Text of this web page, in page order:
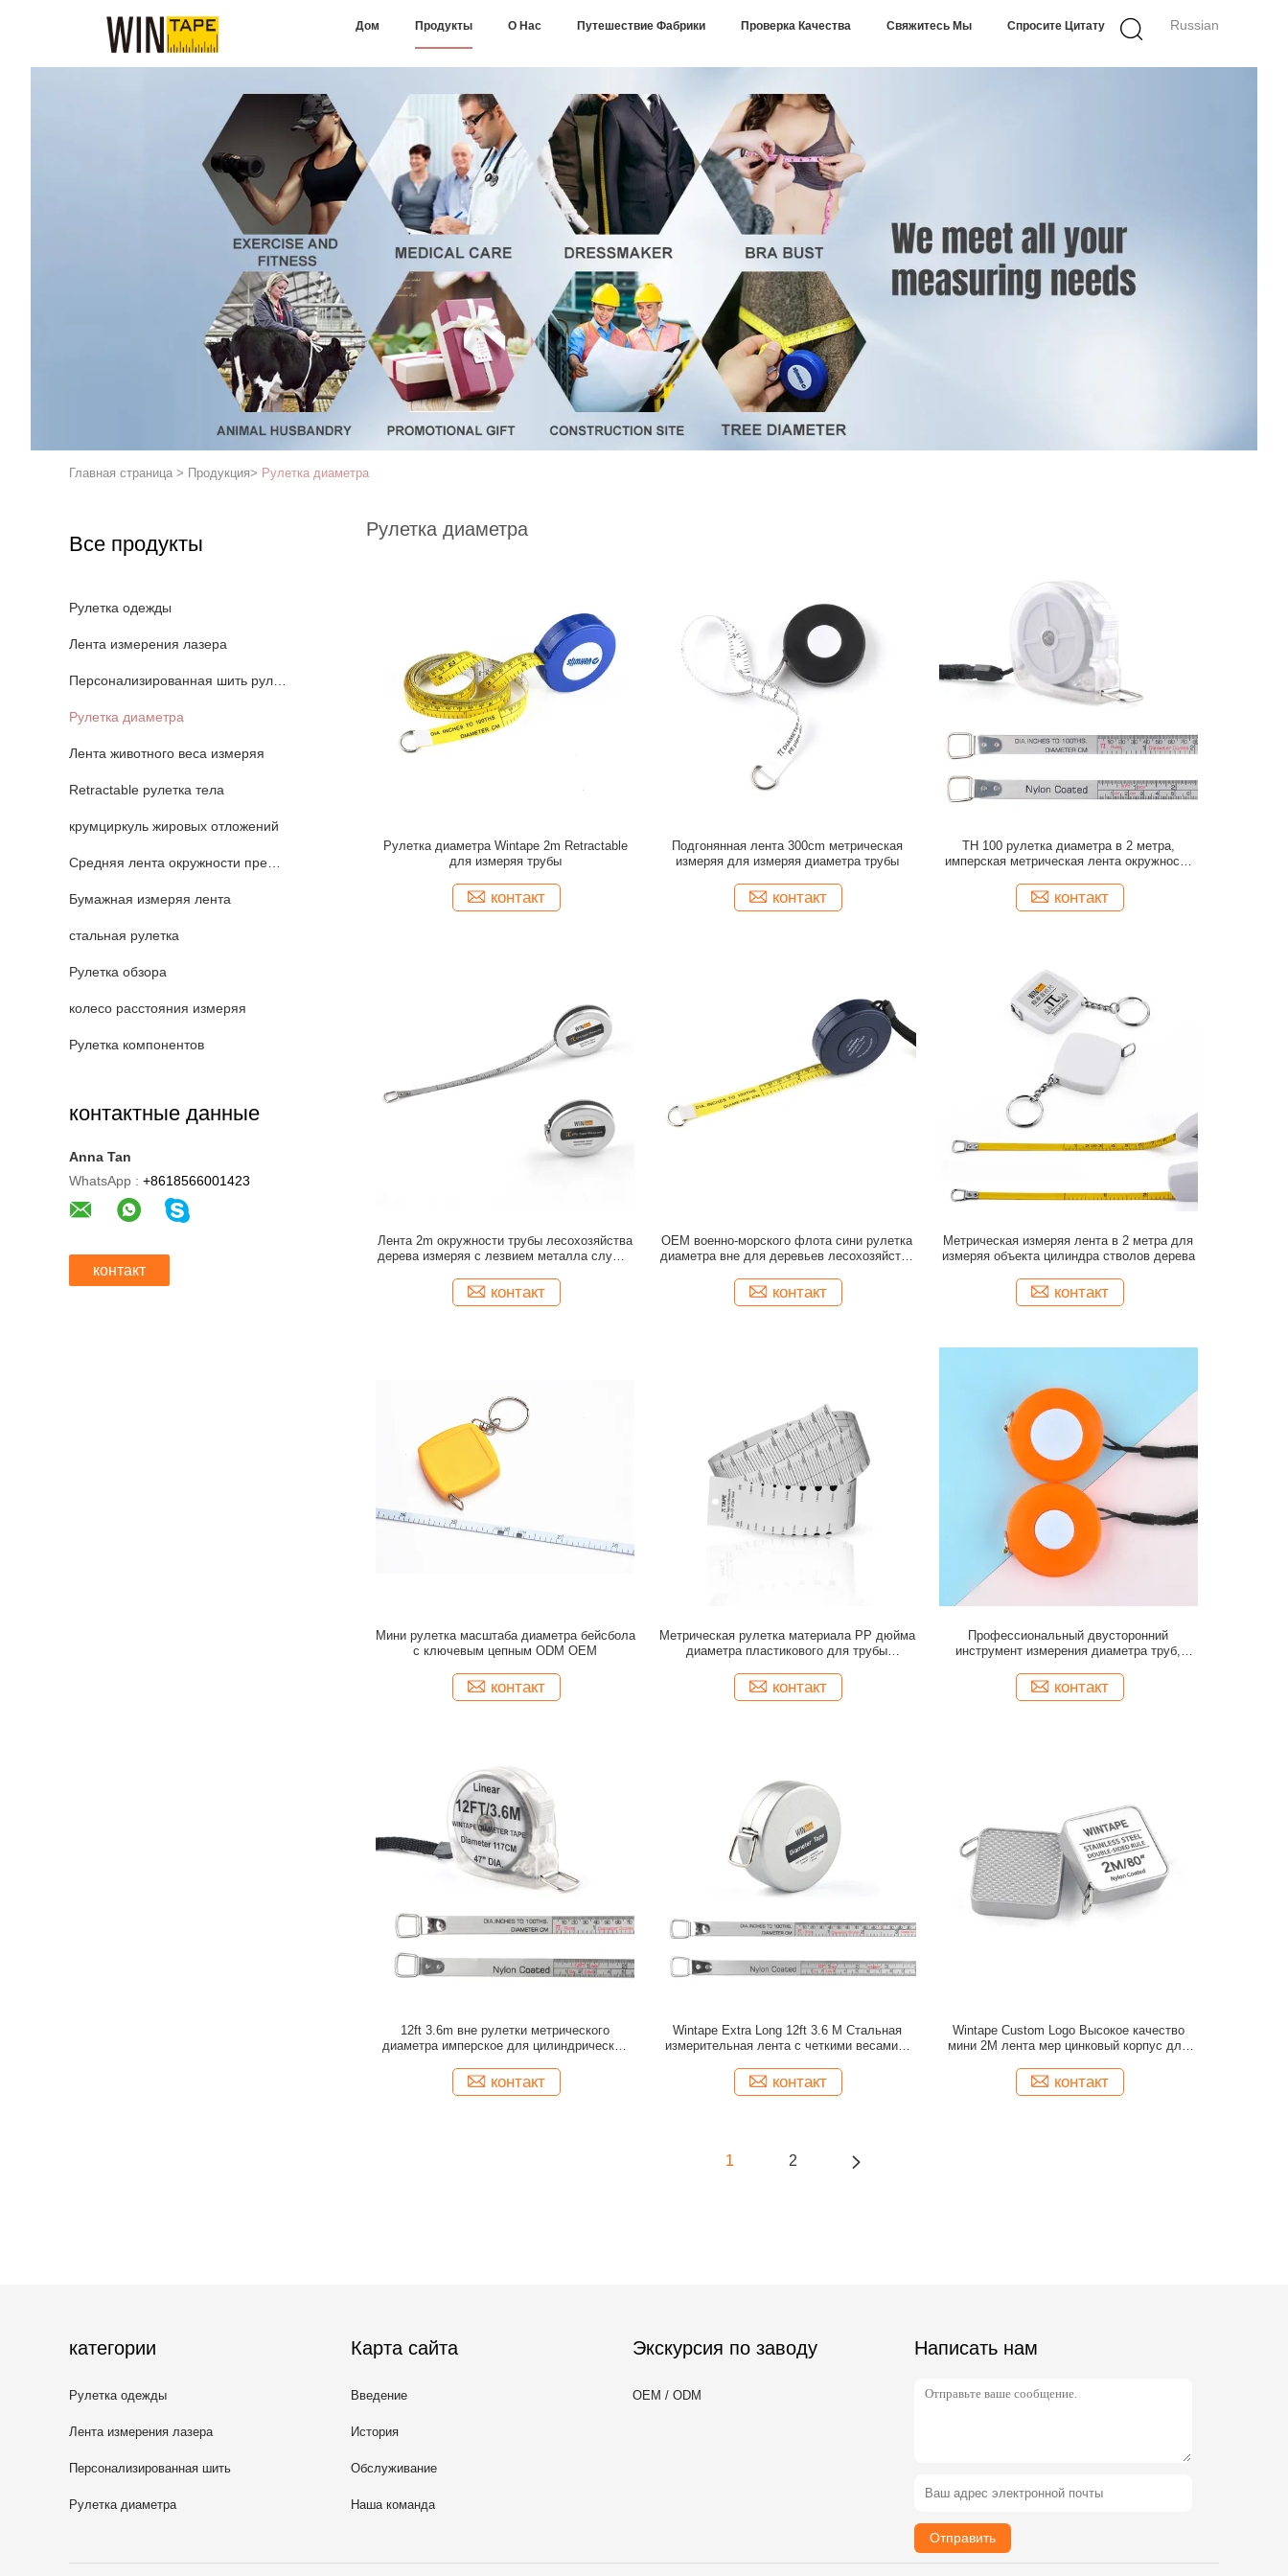
Russian
Дом Продукты О Нас Путешествие Фабрики Проверка Качества Свяжитесь Мы Спросите Цитату
Главная страница > Продукция> Рулетка диаметра
Все продукты
Рулетка одежды
Лента измерения лазера
Персонализированная шить рулетка
Рулетка диаметра
Лента животного веса измеряя
Retractable рулетка тела
крумциркуль жировых отложений
Средняя лента окружности предплечья
Бумажная измеряя лента
стальная рулетка
Рулетка обзора
колесо расстояния измеряя
Рулетка компонентов
контактные данные
Anna Tan
WhatsApp : +8618566001423
контакт
Рулетка диаметра
Рулетка диаметра Wintape 2m Retractable
для измеряя трубы
контакт
Подгонянная лента 300cm метрическая
измеряя для измеряя диаметра трубы
контакт
TH 100 рулетка диаметра в 2 метра,
имперская метрическая лента окружности
контакт
Лента 2m окружности трубы лесохозяйства
дерева измеряя с лезвием металла случая
контакт
OEM военно-морского флота сини рулетка
диаметра вне для деревьев лесохозяйства
контакт
Метрическая измеряя лента в 2 метра для
измеряя объекта цилиндра стволов дерева
контакт
Мини рулетка масштаба диаметра бейсбола
с ключевым цепным ODM OEM
контакт
Метрическая рулетка материала PP дюйма
диаметра пластикового для трубы
контакт
Профессиональный двусторонний
инструмент измерения диаметра труб,
контакт
12ft 3.6m вне рулетки метрического
диаметра имперское для цилиндрических
контакт
Wintape Extra Long 12ft 3.6 M Стальная
измерительная лента с четкими весами и
измерительная лента
контакт
Wintape Custom Logo Высокое качество
мини 2M лента мер цинковый корпус для
лента измерения
контакт
1 2
категории
Рулетка одежды
Лента измерения лазера
Персонализированная шить
рулетка
Рулетка диаметра
Карта сайта
Введение
История
Обслуживание
Наша команда
Экскурсия по заводу
OEM / ODM
Написать нам
Отправить